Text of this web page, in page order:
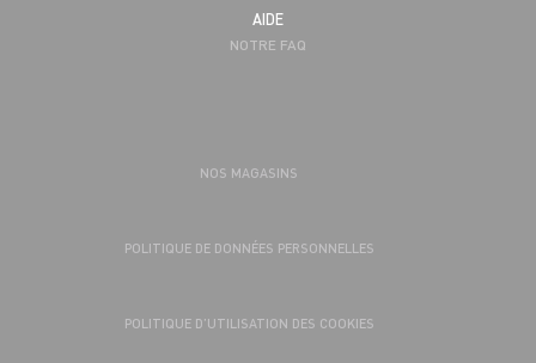
AIDE
NOTRE FAQ
NOS MAGASINS
POLITIQUE DE DONNÉES PERSONNELLES
POLITIQUE D’UTILISATION DES COOKIES